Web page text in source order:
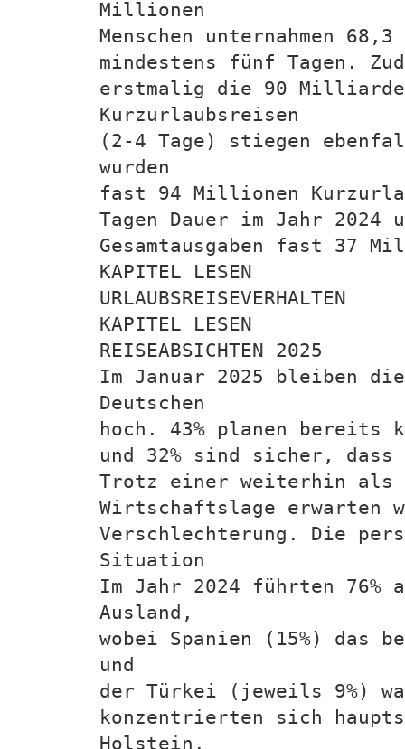
Millionen
Menschen unternahmen
mindestens fünf Tagen.
erstmalig die 90
Kurzurlaubsreisen
(2-4 Tage) stiegen
wurden
fast 94 Millionen
Tagen Dauer im Jahr 2024
Gesamtausgaben fast 37
KAPITEL LESEN
URLAUBSREISEVERHALTEN
KAPITEL LESEN
REISEABSICHTEN 2025
Im Januar 2025 bleiben
Deutschen
hoch. 43% planen bereits
und 32% sind sicher,
Trotz einer weiterhin als
Wirtschaftslage erwarten
Verschlechterung. Die
Situation
Im Jahr 2024 führten
Ausland,
wobei Spanien (15%)
und
der Türkei (jeweils 9%)
konzentrierten sich
Holstein.